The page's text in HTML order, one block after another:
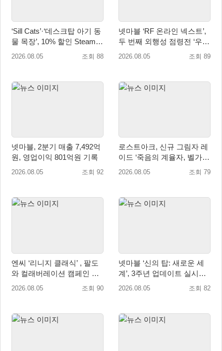
‘Sill Cats’·‘데스크탑 아기 동
물 목장’, 10% 할인 Steam
번들 판매
2026.08.05 조회 88
넷마블 ‘RF 온라인 넥스트’,
두 번째 외행성 점령전 ‘우샤
스 워존’ 등 업데이트 실시
2026.08.05 조회 89
넷마블, 2분기 매출 7,492억
원, 영업이익 801억원 기록
2026.08.05 조회 92
로스트아크, 신규 그림자 레
이드 ‘죽음의 계율자, 벨가르
딘’ 업데이트
2026.08.05 조회 79
엔씨 ‘리니지 클래식’ , 팔도
와 컬래버레이션 캠페인 진
행
2026.08.05 조회 90
넷마블 ‘신의 탑: 새로운 세
계’, 3주년 업데이트 실시…
신규 가주 ‘연 이랑’ 등장
2026.08.05 조회 82